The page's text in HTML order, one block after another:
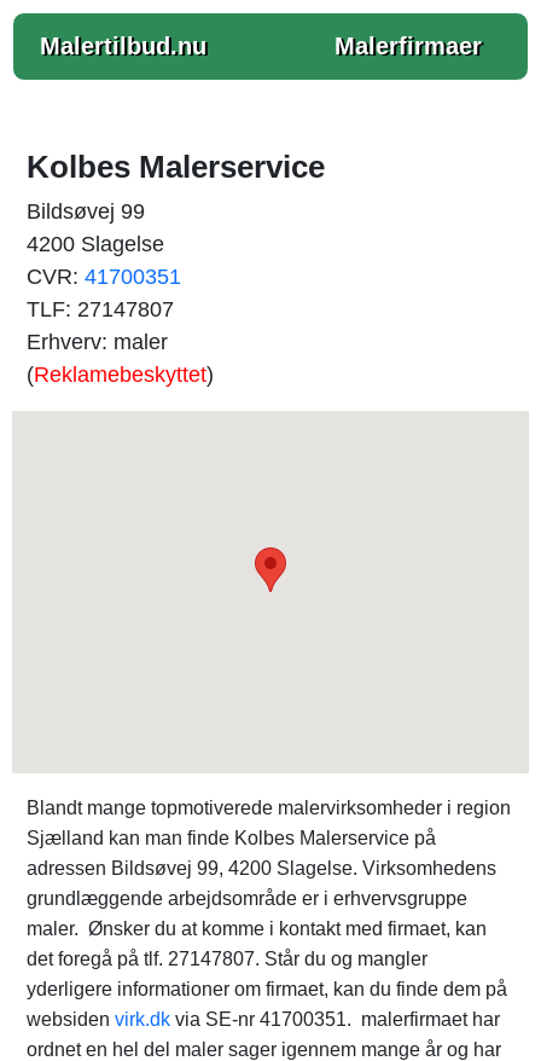
Malertilbud.nu Malerfirmaer
Kolbes Malerservice
Bildsøvej 99
4200 Slagelse
CVR: 41700351
TLF: 27147807
Erhverv: maler
(Reklamebeskyttet)
Blandt mange topmotiverede malervirksomheder i region
Sjælland kan man finde Kolbes Malerservice på
adressen Bildsøvej 99, 4200 Slagelse. Virksomhedens
grundlæggende arbejdsområde er i erhvervsgruppe
maler. Ønsker du at komme i kontakt med firmaet, kan
det foregå på tlf. 27147807. Står du og mangler
yderligere informationer om firmaet, kan du finde dem på
websiden virk.dk via SE-nr 41700351. malerfirmaet har
ordnet en hel del maler sager igennem mange år og har